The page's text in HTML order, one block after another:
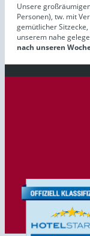
Unsere
Personen), tw. mit
gemütlicher
unserem nahe
nach unseren